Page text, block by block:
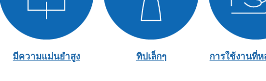
มีความแม่นยำสูง ทิปเล็กๆ การใช้งานที่